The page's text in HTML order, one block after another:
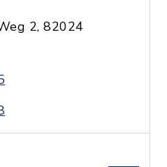
2, 82024